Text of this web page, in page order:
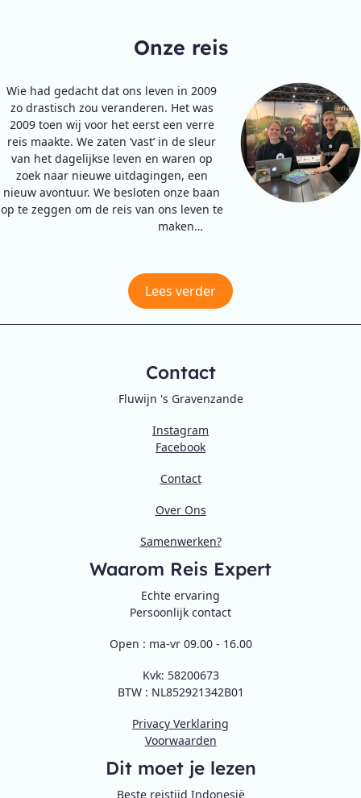
Onze reis
Wie had gedacht dat ons leven in 2009
zo drastisch zou veranderen. Het was
2009 toen wij voor het eerst een verre
reis maakte. We zaten ‘vast’ in de sleur
van het dagelijkse leven en waren op
zoek naar nieuwe uitdagingen, een
nieuw avontuur. We besloten onze baan
op te zeggen om de reis van ons leven te
maken…
Lees verder
Contact
Fluwijn 's Gravenzande
Instagram
Facebook
Contact
Over Ons
Samenwerken?
Waarom Reis Expert
Echte ervaring
Persoonlijk contact
Open : ma-vr 09.00 - 16.00
Kvk: 58200673
BTW : NL852921342B01
Privacy Verklaring
Voorwaarden
Dit moet je lezen
Beste reistijd Indonesië